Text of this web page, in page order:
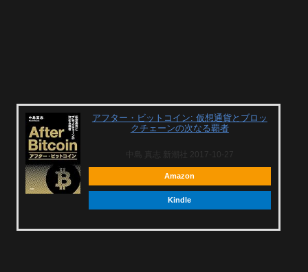
アフター・ビットコイン: 仮想通貨とブロッ
クチェーンの次なる覇者
中島 真志 新潮社 2017-10-27
Amazon
Kindle